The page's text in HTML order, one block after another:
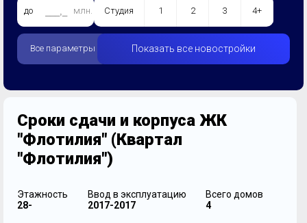
до млн. Студия 1 2 3 4+
Все параметры Показать все новостройки
Сроки сдачи и корпуса ЖК
"Флотилия" (Квартал
"Флотилия")
Этажность
28-
Ввод в эксплуатацию
2017-2017
Всего домов
4